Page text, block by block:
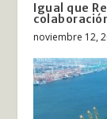
Igual que
noviembre 12,